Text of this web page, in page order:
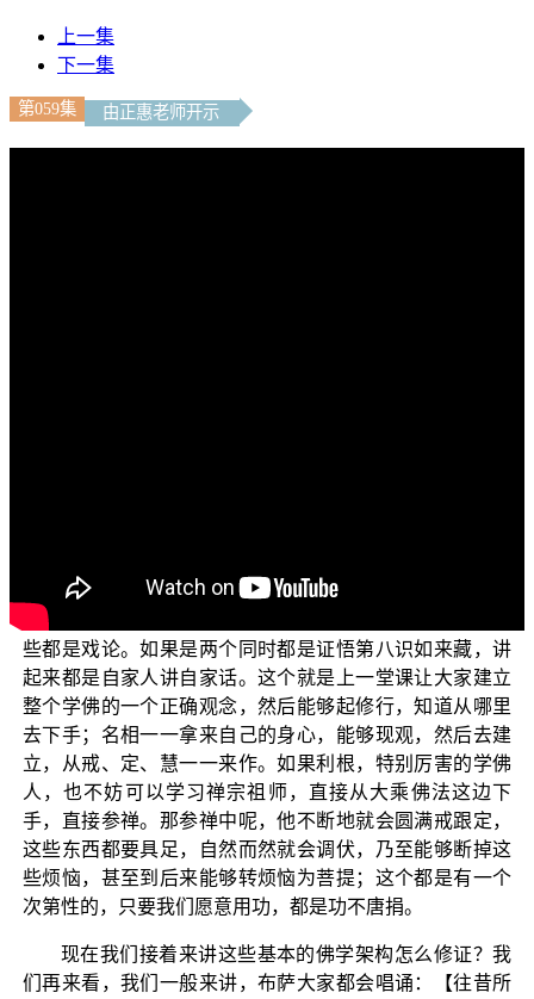
上一集
下一集
第059集 由正惠老师开示
论。那起诤论呢，一般来讲就是两个都没有破参，或者两
个：一个破参、一个没有破参，依据四句分别，就知道那
些都是戏论。如果是两个同时都是证悟第八识如来藏，讲
起来都是自家人讲自家话。这个就是上一堂课让大家建立
整个学佛的一个正确观念，然后能够起修行，知道从哪里
去下手；名相一一拿来自己的身心，能够现观，然后去建
立，从戒、定、慧一一来作。如果利根，特别厉害的学佛
人，也不妨可以学习禅宗祖师，直接从大乘佛法这边下
手，直接参禅。那参禅中呢，他不断地就会圆满戒跟定，
这些东西都要具足，自然而然就会调伏，乃至能够断掉这
些烦恼，甚至到后来能够转烦恼为菩提；这个都是有一个
次第性的，只要我们愿意用功，都是功不唐捐。
现在我们接着来讲这些基本的佛学架构怎么修证？我
们再来看，我们一般来讲，布萨大家都会唱诵：【往昔所